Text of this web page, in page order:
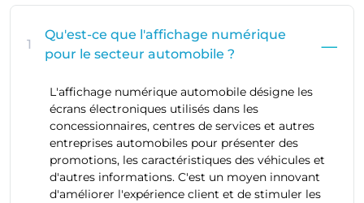
1
Qu'est-ce que l'affichage numérique
pour le secteur automobile ?
L'affichage numérique automobile désigne les
écrans électroniques utilisés dans les
concessionnaires, centres de services et autres
entreprises automobiles pour présenter des
promotions, les caractéristiques des véhicules et
d'autres informations. C'est un moyen innovant
d'améliorer l'expérience client et de stimuler les